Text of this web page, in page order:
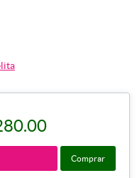
Comprar